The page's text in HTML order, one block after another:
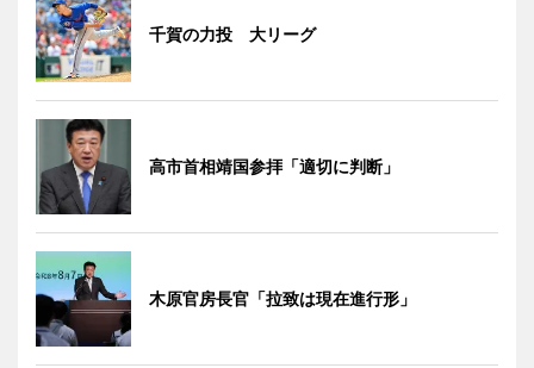
千賀の力投 大リーグ
高市首相靖国参拝「適切に判断」
木原官房長官「拉致は現在進行形」